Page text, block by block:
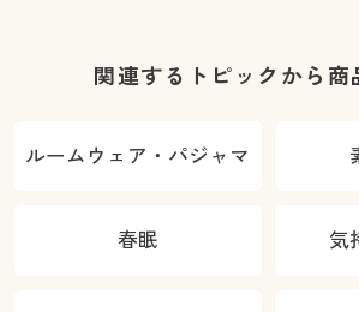
関連するトピックから商
ルームウェア・パジャマ
春眠 気